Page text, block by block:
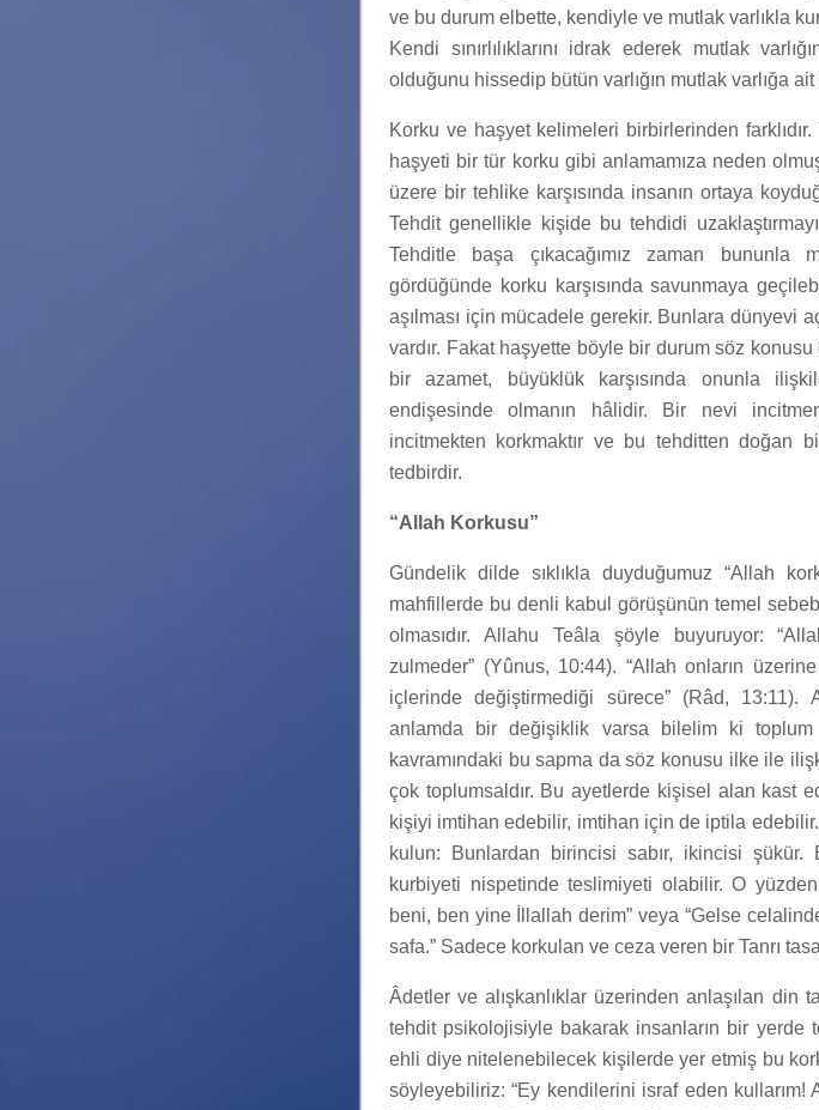
ve bu durum elbette, kendiyle ve mutlak varlıkla
Kendi sınırlılıklarını idrak ederek mutlak
olduğunu hissedip bütün varlığın mutlak varlığa
Korku ve haşyet kelimeleri birbirlerinden farklıdır.
haşyeti bir tür korku gibi anlamamıza neden
üzere bir tehlike karşısında insanın ortaya
Tehdit genellikle kişide bu tehdidi
Tehditle başa çıkacağımız zaman
gördüğünde korku karşısında savunmaya
aşılması için mücadele gerekir. Bunlara dünyevi
vardır. Fakat haşyette böyle bir durum söz
bir azamet, büyüklük karşısında onunla
endişesinde olmanın hâlidir. Bir nevi
incitmekten korkmaktır ve bu tehditten doğan
tedbirdir.
“Allah Korkusu”
Gündelik dilde sıklıkla duyduğumuz “Allah
mahfillerde bu denli kabul görüşünün temel sebebi
olmasıdır. Allahu Teâla şöyle buyuruyor:
zulmeder” (Yûnus, 10:44). “Allah onların
içlerinde değiştirmediği sürece” (Râd, 13:11).
anlamda bir değişiklik varsa bilelim ki toplum
kavramındaki bu sapma da söz konusu ilke ile
çok toplumsaldır. Bu ayetlerde kişisel alan kast
kişiyi imtihan edebilir, imtihan için de iptila
kulun: Bunlardan birincisi sabır, ikincisi şükür.
kurbiyeti nispetinde teslimiyeti olabilir. O
beni, ben yine İllallah derim” veya “Gelse
safa.” Sadece korkulan ve ceza veren bir Tanrı
Âdetler ve alışkanlıklar üzerinden anlaşılan din
tehdit psikolojisiyle bakarak insanların bir yerde
ehli diye nitelenebilecek kişilerde yer etmiş bu
söyleyebiliriz: “Ey kendilerini israf eden kullarım!